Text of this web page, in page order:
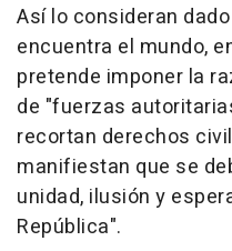
Así lo consideran
encuentra el mundo,
pretende imponer la
de "fuerzas
recortan derechos
manifiestan que se
unidad, ilusión y
República".